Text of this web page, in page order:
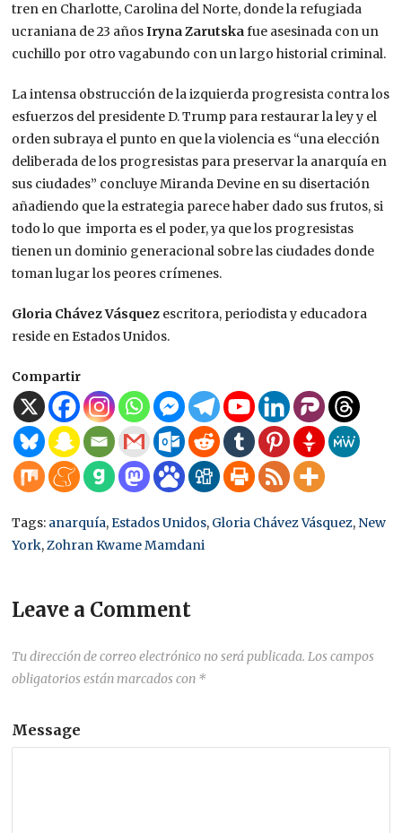
tren en Charlotte, Carolina del Norte, donde la refugiada
ucraniana de 23 añosIryna Zarutskafue asesinada con un
cuchillo por otro vagabundo con un largo historial criminal.
La intensa obstrucción de la izquierda progresista contra los
esfuerzos del presidente D. Trump para restaurar la ley y el
orden subraya el punto en que la violencia es “una elección
deliberada de los progresistas para preservar la anarquía en
sus ciudades” concluye Miranda Devine en su disertación
añadiendo que la estrategia parece haber dado sus frutos, si
todo lo que importa es el poder, ya que los progresistas
tienen un dominio generacional sobre las ciudades donde
toman lugar los peores crímenes.
Gloria Chávez Vásquez escritora, periodista y educadora
reside en Estados Unidos.
Compartir
Tags: anarquía,Estados Unidos, Gloria Chávez Vásquez, New
York,Zohran Kwame Mamdani
Leave a Comment
Tu dirección de correo electrónico no será publicada. Los campos
obligatorios están marcados con *
Message